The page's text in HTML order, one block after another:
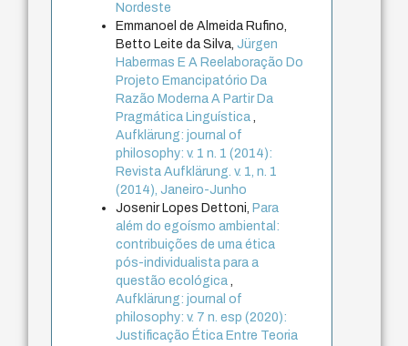
Nordeste
Emmanoel de Almeida Rufino,
Betto Leite da Silva,Jürgen
Habermas E A Reelaboração Do
Projeto Emancipatório Da
Razão Moderna A Partir Da
Pragmática Linguística,
Aufklärung: journal of
philosophy: v. 1 n. 1 (2014):
Revista Aufklärung. v. 1, n. 1
(2014), Janeiro-Junho
Josenir Lopes Dettoni, Para
além do egoísmo ambiental:
contribuições de uma ética
pós-individualista para a
questão ecológica,
Aufklärung: journal of
philosophy: v. 7 n. esp (2020):
Justificação Ética Entre Teoria